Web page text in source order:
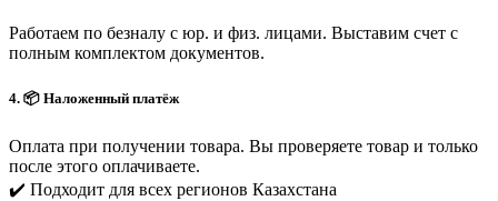
Работаем по безналу с юр. и физ. лицами. Выставим счет с
полным комплектом документов.
4. 📦 Наложенный платёж
Оплата при получении товара. Вы проверяете товар и только
после этого оплачиваете.
✔️ Подходит для всех регионов Казахстана